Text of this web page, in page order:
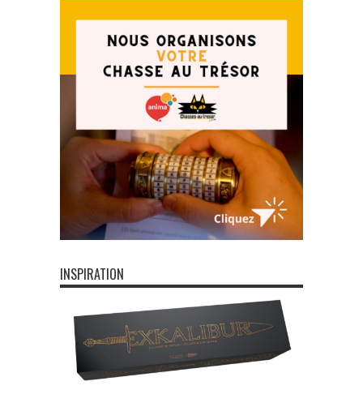
INSPIRATION